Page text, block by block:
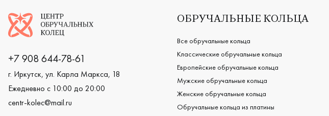
Логотип компании
+7 908 644-78-61
г. Иркутск, ул. Карла Маркса, 18
Ежедневно с 10:00 до 20:00
centr-kolec@mail.ru
ОБРУЧАЛЬНЫЕ КОЛЬЦА
Все обручальные кольца
Классические обручальные кольца
Европейские обручальные кольца
Мужские обручальные кольца
Женские обручальные кольца
Обручальные кольца из платины